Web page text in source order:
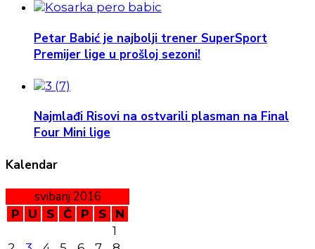
Petar Babić je najbolji trener SuperSport
Premijer lige u prošloj sezoni!
Najmlađi Risovi na ostvarili plasman na Final
Four Mini lige
Kalendar
svibanj 2016
P U S Č P S
N
1